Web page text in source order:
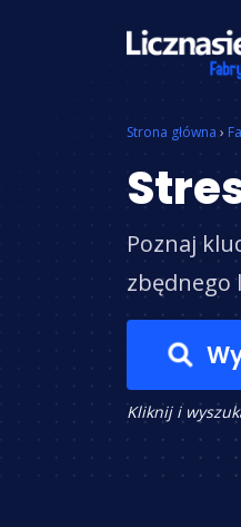
Strona główna ›
Poznaj
zbędnego
Kliknij i